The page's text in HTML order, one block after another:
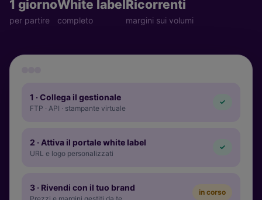
1 giorno
per partire
White label
completo
Ricorrenti
margini sui volumi
1 · Collega il gestionale
FTP · API · stampante virtuale
✓
2 · Attiva il portale white label
URL e logo personalizzati
✓
3 · Rivendi con il tuo brand in corso